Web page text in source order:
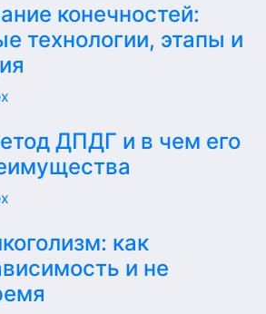
конечностей:
технологии, этапы и
ДПДГ и в чем его
как
и не